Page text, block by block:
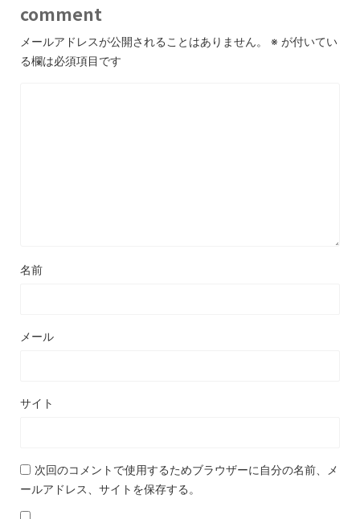
comment
メールアドレスが公開されることはありません。 ※ が付いてい
る欄は必須項目です
名前
メール
サイト
次回のコメントで使用するためブラウザーに自分の名前、メ
ールアドレス、サイトを保存する。